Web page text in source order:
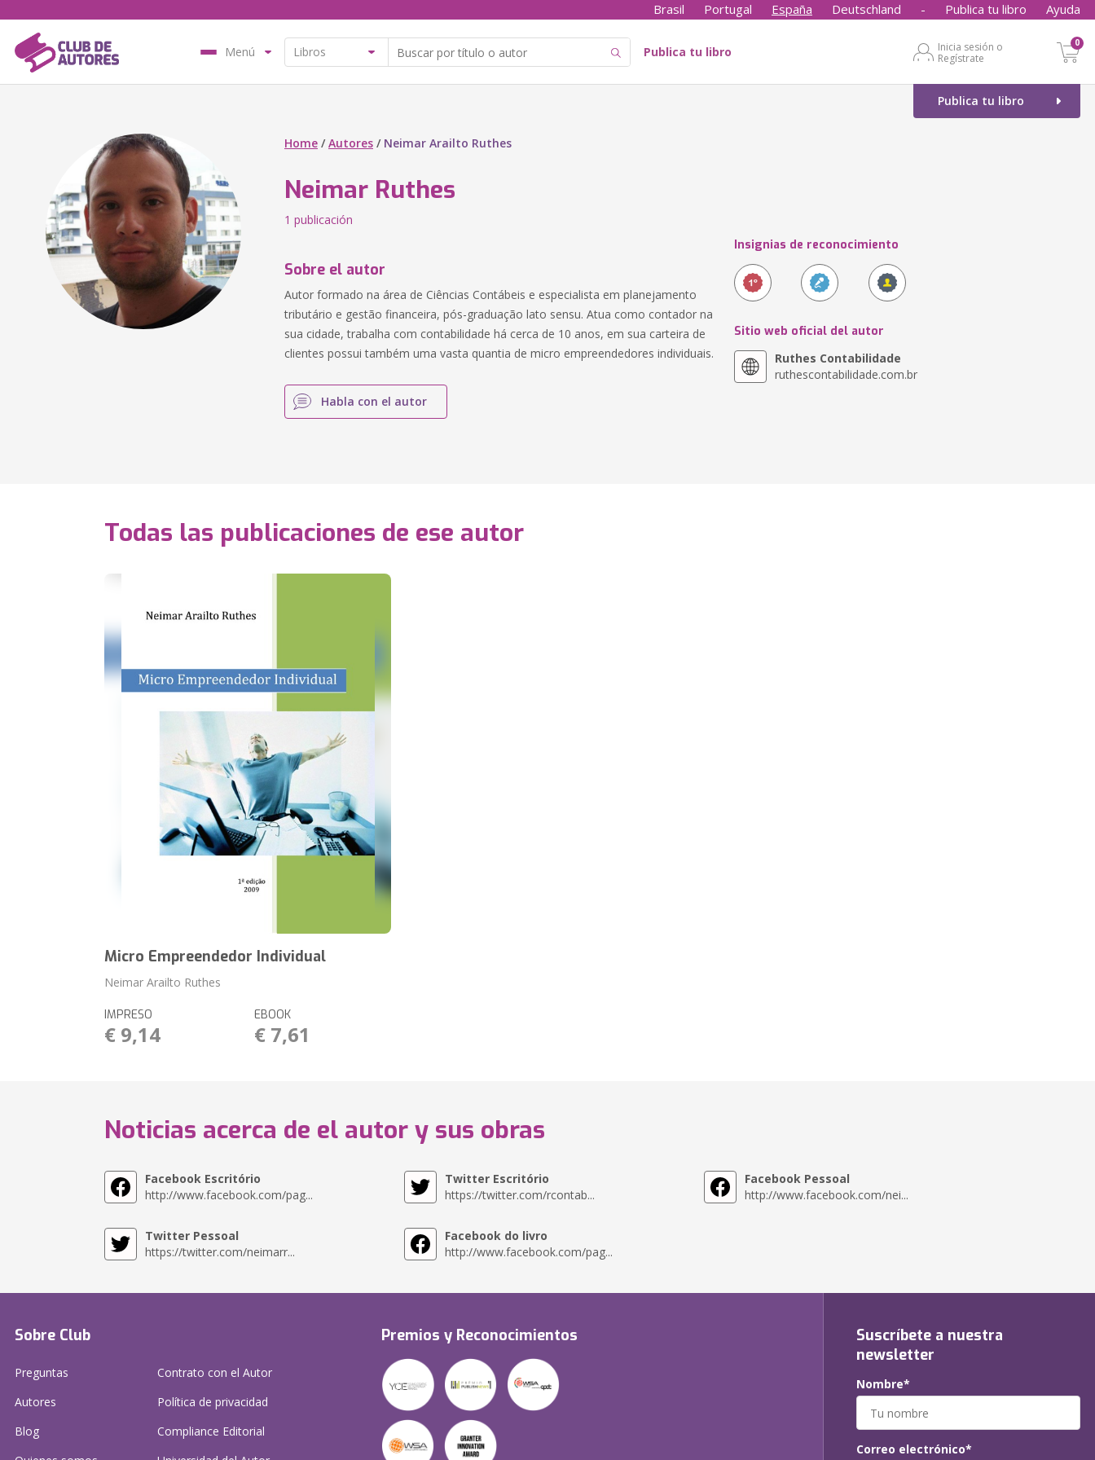
Brasil Portugal España Deutschland - Publica tu libro Ayuda
Menú Publica tu libro
Inicia sesión o
Regístrate
0
Publica tu libro
Home /Autores / Neimar Arailto Ruthes
Neimar Ruthes
1 publicación
Sobre el autor
Autor formado na área de Ciências Contábeis e especialista em planejamento
tributário e gestão financeira, pós-graduação lato sensu. Atua como contador na
sua cidade, trabalha com contabilidade há cerca de 10 anos, em sua carteira de
clientes possui também uma vasta quantia de micro empreendedores individuais.
Habla con el autor
Insignias de reconocimiento
Sitio web oficial del autor
Ruthes Contabilidade
ruthescontabilidade.com.br
Todas las publicaciones de ese autor
Micro Empreendedor Individual
Neimar Arailto Ruthes
IMPRESO
€ 9,14
EBOOK
€ 7,61
Noticias acerca de el autor y sus obras
Facebook Escritório
http://www.facebook.com/pag...
Twitter Escritório
https://twitter.com/rcontab...
Facebook Pessoal
http://www.facebook.com/nei...
Twitter Pessoal
https://twitter.com/neimarr...
Facebook do livro
http://www.facebook.com/pag...
Sobre Club
Preguntas
Autores
Blog
Contrato con el Autor
Política de privacidad
Compliance Editorial
Premios y Reconocimientos
Suscríbete a nuestra
newsletter
Nombre*
Correo electrónico*